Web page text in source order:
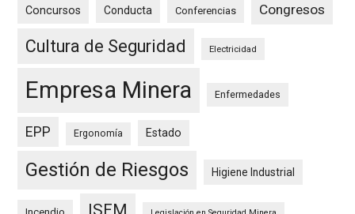
Concursos Conducta Conferencias Congresos
Cultura de Seguridad Electricidad
Empresa Minera Enfermedades
EPP Ergonomía Estado
Gestión de Riesgos Higiene Industrial
ISEM